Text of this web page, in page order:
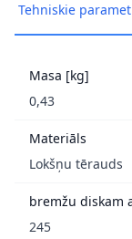
Tehniskie
Masa [kg]
0,43
Materiāls
Lokšņu tērauds
bremžu diskam
245